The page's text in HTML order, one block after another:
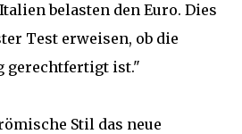
belasten den Euro. Dies
Test erweisen, ob die
gerechtfertigt ist."
Stil das neue